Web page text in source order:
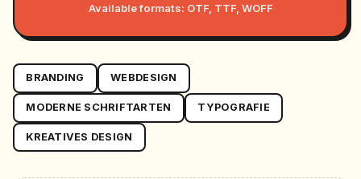
Available formats: OTF, TTF, WOFF
BRANDING WEBDESIGN
MODERNE SCHRIFTARTEN TYPOGRAFIE
KREATIVES DESIGN